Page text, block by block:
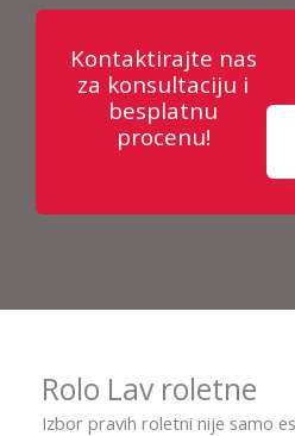
Kontaktirajte nas
za konsultaciju i
besplatnu
procenu!
Rolo Lav roletne
Izbor pravih roletni nije samo